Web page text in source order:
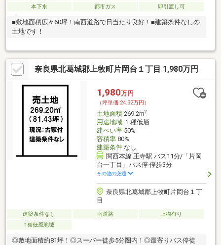
本下水
都市ガス 即引渡し可
■敷地面積広々60坪！南西道路で日当たり良好！■建築条件なしの
土地です！
奈良県北葛城郡上牧町片岡台１丁目 1,980万円
1,980万円
（坪単価:24.32万円）
土地面積269.2m2
用途地域１種低層
建ぺい率50%
容積率80%
建築条件なし
関西本線 王寺駅 バス11分/「片岡
台一丁目」バス停 停歩3分
その他の交通
奈良県北葛城郡上牧町片岡台１丁
目
建築条件なし 南道路
上物有り
1種低層地域
◎敷地面積約81坪！◎スーパー徒歩5分圏内！◎最寄りバス停徒